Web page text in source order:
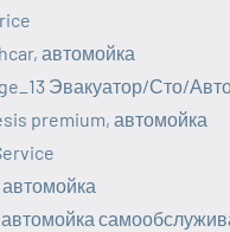
автомойка
Эвакуатор/Сто/
premium, автомойка
автомойка
автомойка